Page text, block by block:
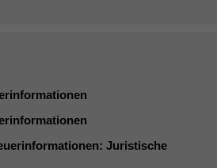
Juristische